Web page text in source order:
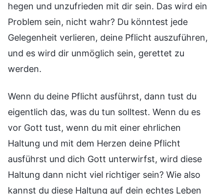
hegen und unzufrieden mit dir sein. Das wird ein
Problem sein, nicht wahr? Du könntest jede
Gelegenheit verlieren, deine Pflicht auszuführen,
und es wird dir unmöglich sein, gerettet zu
werden.
Wenn du deine Pflicht ausführst, dann tust du
eigentlich das, was du tun solltest. Wenn du es
vor Gott tust, wenn du mit einer ehrlichen
Haltung und mit dem Herzen deine Pflicht
ausführst und dich Gott unterwirfst, wird diese
Haltung dann nicht viel richtiger sein? Wie also
kannst du diese Haltung auf dein echtes Leben